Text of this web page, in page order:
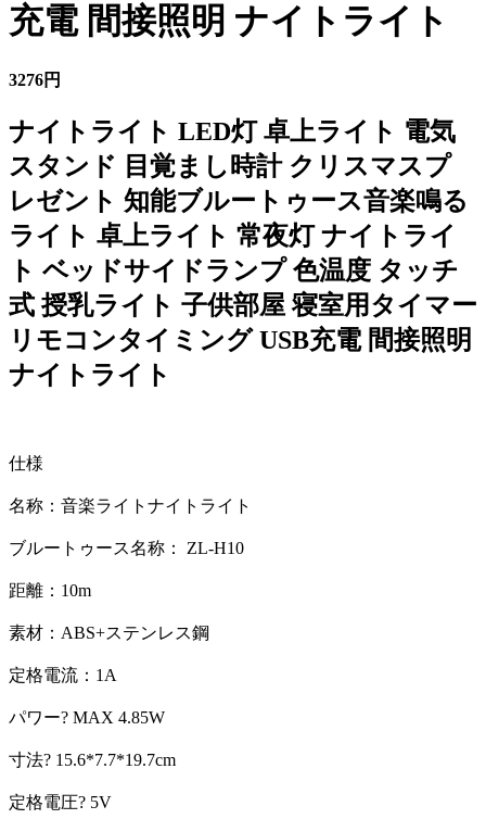
充電 間接照明 ナイトライト
3276円
ナイトライト LED灯 卓上ライト 電気
スタンド 目覚まし時計 クリスマスプ
レゼント 知能ブルートゥース音楽鳴る
ライト 卓上ライト 常夜灯 ナイトライ
ト ベッドサイドランプ 色温度 タッチ
式 授乳ライト 子供部屋 寝室用タイマー
リモコンタイミング USB充電 間接照明
ナイトライト
仕様
名称：音楽ライトナイトライト
ブルートゥース名称： ZL-H10
距離：10m
素材：ABS+ステンレス鋼
定格電流：1A
パワー? MAX 4.85W
寸法? 15.6*7.7*19.7cm
定格電圧? 5V